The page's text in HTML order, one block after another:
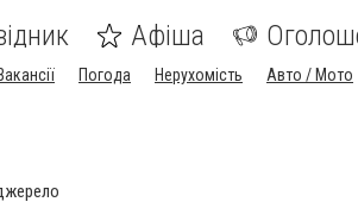
Афіша
Вакансії Погода Нерухомість Авто / Мото